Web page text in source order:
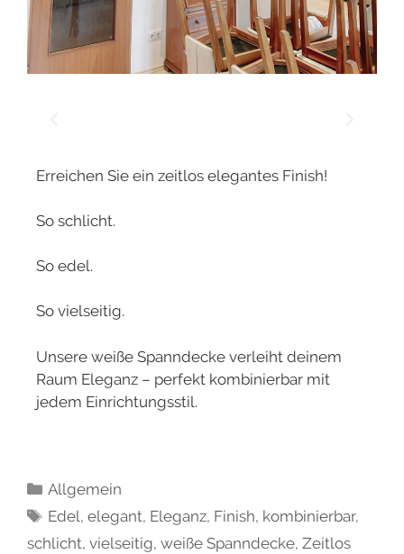
Erreichen Sie ein zeitlos elegantes Finish!
So schlicht.
So edel.
So vielseitig.
Unsere weiße Spanndecke verleiht deinem
Raum Eleganz – perfekt kombinierbar mit
jedem Einrichtungsstil.
Allgemein
Edel,elegant, Eleganz, Finish, kombinierbar,
schlicht, vielseitig, weiße Spanndecke, Zeitlos